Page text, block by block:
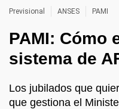
Previsional ANSES PAMI
PAMI: Cómo
sistema de
Los jubilados que
que gestiona el